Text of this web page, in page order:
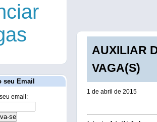
AUXILIAR
VAGA(S)
1 de abril de 2015
seu Email
email: